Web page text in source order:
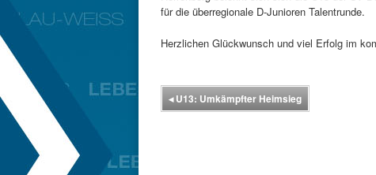
für die überregionale D-Junioren Talentrunde.
Herzlichen Glückwunsch und viel Erfolg im
◂U13: Umkämpfter Heimsieg